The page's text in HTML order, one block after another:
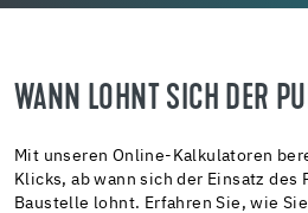
WANN LOHNT SICH DER
Mit unseren Online-Kalkulatoren
Klicks, ab wann sich der Einsatz des
Baustelle lohnt. Erfahren Sie, wie